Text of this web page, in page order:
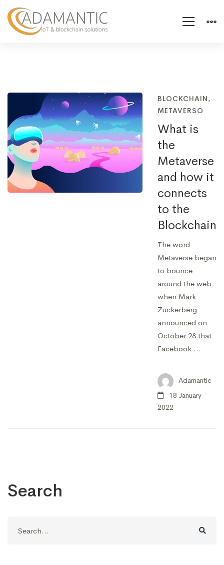
BLOCKCHAIN,
METAVERSO
What is
the
Metaverse
and how it
connects
to the
Blockchain
The word
Metaverse began
to bounce
around the web
when Mark
Zuckerberg
announced on
October 28 that
Facebook …
Adamantic
18 January
2022
Search
for: